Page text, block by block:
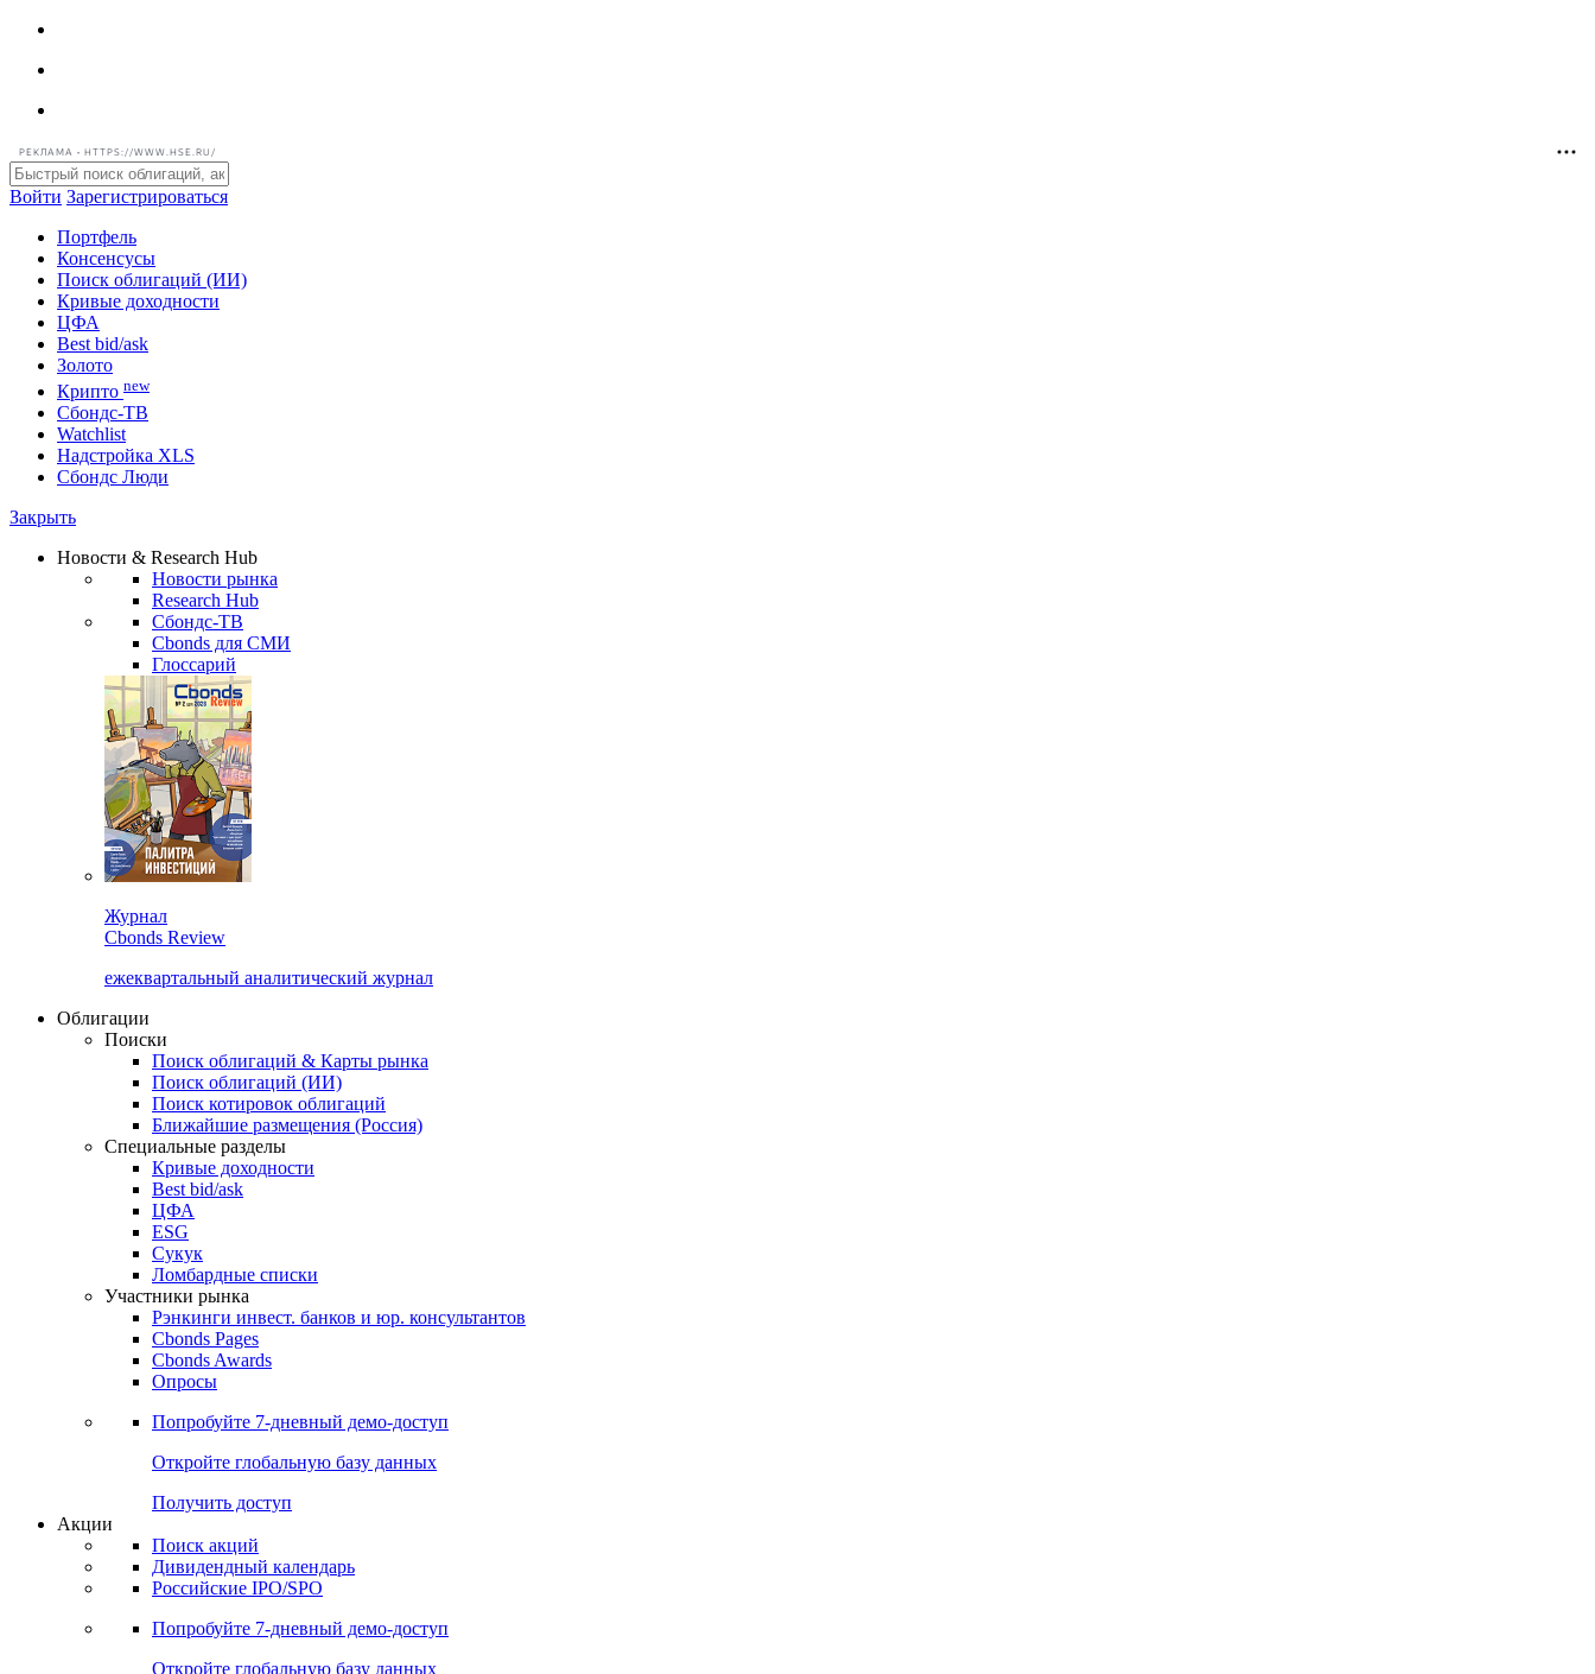
РЕКЛАМА • HTTPS://WWW.HSE.RU/
Войти Зарегистрироваться
Портфель
Консенсусы
Поиск облигаций (ИИ)
Кривые доходности
ЦФА
Best bid/ask
Золото
Криптоnew
Сбондс-ТВ
Надстройка XLS
Сбондс Люди
Новости & Research Hub
Новости рынка
Research Hub
Сбондс-ТВ
Cbonds для СМИ
Глоссарий
Журнал
Cbonds Review
ежеквартальный аналитический журнал
Облигации
Поиски
Поиск облигаций & Карты рынка
Поиск облигаций (ИИ)
Поиск котировок облигаций
Ближайшие размещения (Россия)
Специальные разделы
Кривые доходности
Best bid/ask
ЦФА
ESG
Сукук
Ломбардные списки
Участники рынка
Рэнкинги инвест. банков и юр. консультантов
Cbonds Pages
Cbonds Awards
Опросы
Попробуйте7-дневный
Откройте глобальную базу данных
Получить доступ
Акции
Поиск акций
Дивидендный календарь
Российские IPO/SPO